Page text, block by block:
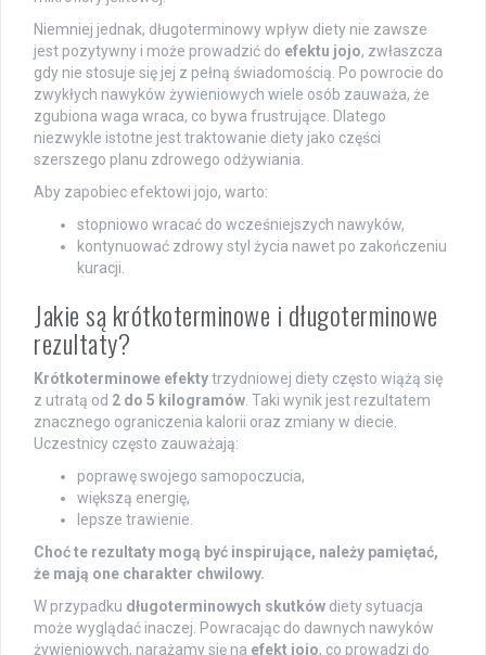
Niemniej jednak, długoterminowy wpływ diety nie zawsze
jest pozytywny i może prowadzić do efektu jojo, zwłaszcza
gdy nie stosuje się jej z pełną świadomością. Po powrocie do
zwykłych nawyków żywieniowych wiele osób zauważa, że
zgubiona waga wraca, co bywa frustrujące. Dlatego
niezwykle istotne jest traktowanie diety jako części
szerszego planu zdrowego odżywiania.
Aby zapobiec efektowi jojo, warto:
stopniowo wracać do wcześniejszych nawyków,
kontynuować zdrowy styl życia nawet po zakończeniu
kuracji.
Jakie są krótkoterminowe i długoterminowe
rezultaty?
Krótkoterminowe efektytrzydniowej diety często wiążą się
z utratą od 2 do 5 kilogramów . Taki wynik jest rezultatem
znacznego ograniczenia kalorii oraz zmiany w diecie.
Uczestnicy często zauważają:
poprawę swojego samopoczucia,
większą energię,
lepsze trawienie.
Choć te rezultaty mogą być inspirujące, należy pamiętać,
że mają one charakter chwilowy.
W przypadku długoterminowych skutków diety sytuacja
może wyglądać inaczej. Powracając do dawnych nawyków
żywieniowych, narażamy się na efekt jojo, co prowadzi do